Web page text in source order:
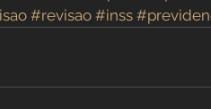
#revisao #inss